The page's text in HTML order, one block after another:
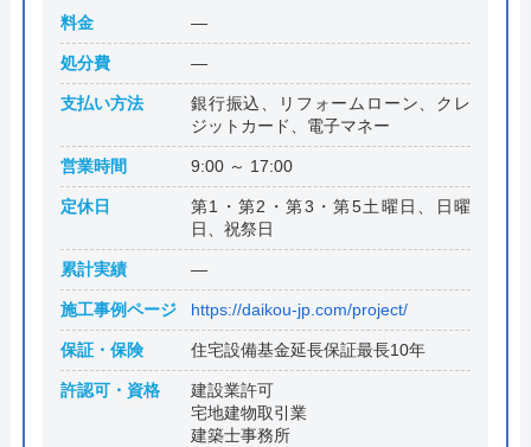
料金 ―
処分費 ―
支払い方法
銀行振込、リフォームローン、クレ
ジットカード、電子マネー
営業時間 9:00 ～ 17:00
定休日
第1・第2・第3・第5土曜日、日曜
日、祝祭日
累計実績 ―
施工事例ページ https://daikou-jp.com/project/
保証・保険 住宅設備基金延長保証最長10年
許認可・資格
建設業許可
宅地建物取引業
建築士事務所